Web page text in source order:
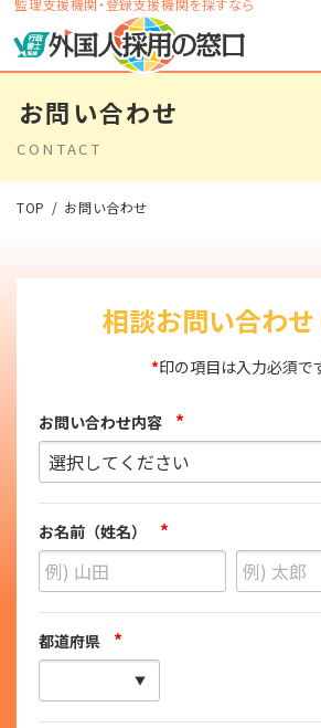
監理支援機関・登録支援機関を探すなら
お問い合わせ
CONTACT
TOP お問い合わせ
相談お問い合わ
*印の項目は入力必須で
お問い合わせ内容 *
お名前（姓名） *
都道府県 *